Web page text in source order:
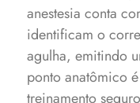
anestesia conta
identificam o
agulha, emitindo
ponto anatômico
treinamento